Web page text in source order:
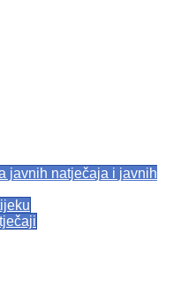
javnih natječaja i javnih